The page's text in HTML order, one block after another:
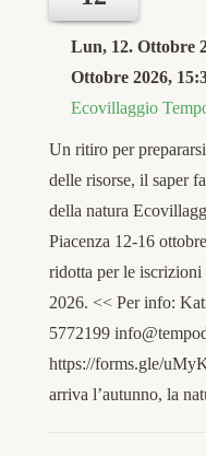
Lun, 12. Ottobre
Ottobre 2026,
Ecovillaggio
Un ritiro per
delle risorse, il saper
della natura
Piacenza 12-16
ridotta per le iscrizioni
2026. << Per info:
5772199
https://forms.gle/
arriva l’autunno, la